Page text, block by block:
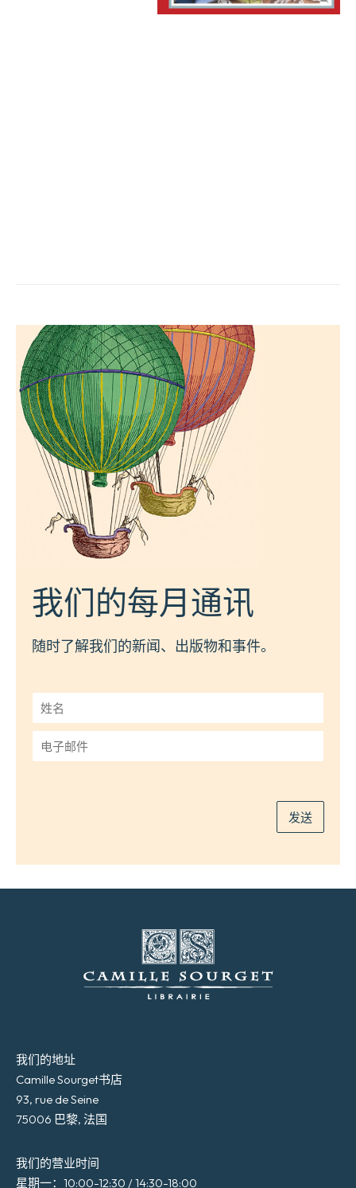
我们的每月通讯
随时了解我们的新闻、出版物和事件。
姓
名
*
子
发送
我们的地址
Camille Sourget书店
93, rue de Seine
75006 巴黎, 法国
我们的营业时间
星期一：10:00-12:30 / 14:30-18:00